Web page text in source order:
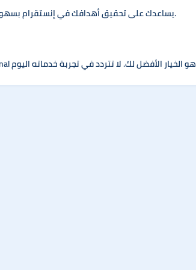
نعم، سواء كنت صانع محتوى، مسوقًا، أو رائد أعمال، فإن Sepanal يساعدك على تحقيق أهدافك في إنستقرام بسهولة.
إذا كنت تريد زيادة متابعين إنستقرام بسرعة وأمان، فإن موقع Sepanal هو الخيار الأفضل لك. لا تتردد في تجربة خدماته اليوم